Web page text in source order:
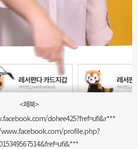
<페북>
dohee425?fref=ufi&r***
profile.php?